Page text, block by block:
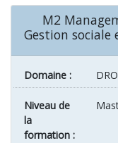
M2
Gestion sociale
Domaine :
Niveau de
la
formation :